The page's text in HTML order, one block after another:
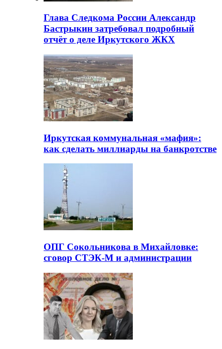
Глава Следкома России Александр
Бастрыкин затребовал подробный
отчёт о деле Иркутского ЖКХ
Иркутская коммунальная «мафия»:
как сделать миллиарды на банкротстве
ОПГ Сокольникова в Михайловке:
сговор СТЭК-М и администрации